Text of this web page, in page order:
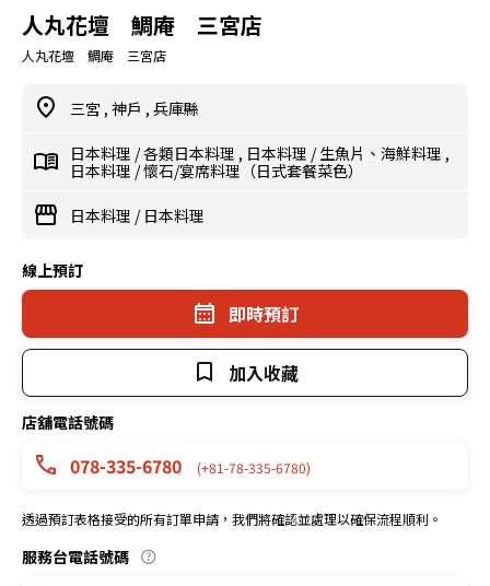
人丸花壇 鯛庵 三宮店
人丸花壇 鯛庵 三宮店
三宮 , 神戶 , 兵庫縣
日本料理 /各類日本料理 , 日本料理 /生魚片、海鮮料理 ,
日本料理 /懷石/宴席料理（日式套餐菜色）
日本料理 / 日本料理
線上預訂
即時預訂
加入收藏
店舖電話號碼
078-335-6780 (+81-78-335-6780)
透過預訂表格接受的所有訂單申請，我們將確認並處理以確保流程順利。
服務台電話號碼